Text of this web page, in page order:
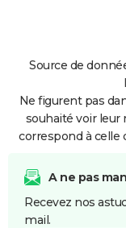
Source de
Ne figurent pas
souhaité voir leur
correspond à celle
A ne pas
Recevez nos
mail.